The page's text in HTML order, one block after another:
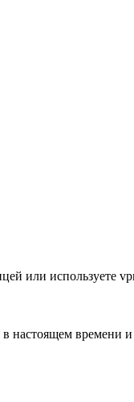
или используете
настоящем времени и